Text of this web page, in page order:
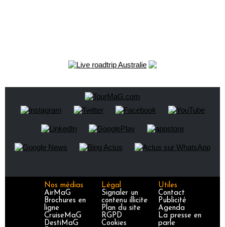
Nos médias
AirMaG
Brochures en
ligne
CruiseMaG
DestiMaG
Légal
Signaler un
contenu illicite
Plan du site
RGPD
Cookies
Utiles
Contact
Publicité
Agenda
La presse en
parle